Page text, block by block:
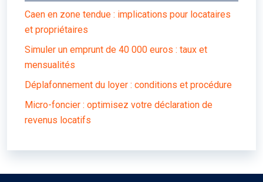
Caen en zone tendue : implications pour locataires
et propriétaires
Simuler un emprunt de 40 000 euros : taux et
mensualités
Déplafonnement du loyer : conditions et procédure
Micro-foncier : optimisez votre déclaration de
revenus locatifs